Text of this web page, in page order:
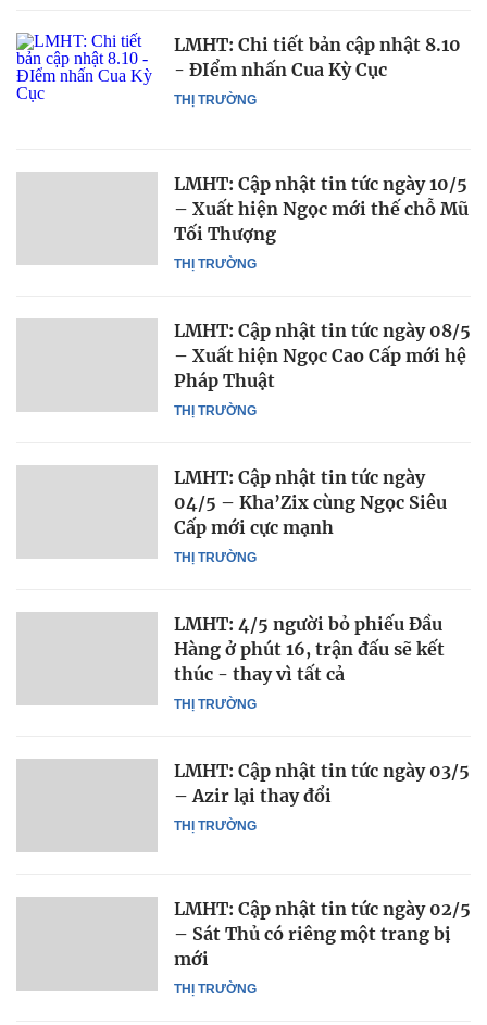
THỊ TRƯỜNG
LMHT: Chi tiết bản cập nhật 8.10
- ĐIểm nhấn Cua Kỳ Cục
THỊ TRƯỜNG
LMHT: Cập nhật tin tức ngày 10/5
– Xuất hiện Ngọc mới thế chỗ Mũ
Tối Thượng
THỊ TRƯỜNG
LMHT: Cập nhật tin tức ngày 08/5
– Xuất hiện Ngọc Cao Cấp mới hệ
Pháp Thuật
THỊ TRƯỜNG
LMHT: Cập nhật tin tức ngày
04/5 – Kha’Zix cùng Ngọc Siêu
Cấp mới cực mạnh
THỊ TRƯỜNG
LMHT: 4/5 người bỏ phiếu Đầu
Hàng ở phút 16, trận đấu sẽ kết
thúc - thay vì tất cả
THỊ TRƯỜNG
LMHT: Cập nhật tin tức ngày 03/5
– Azir lại thay đổi
THỊ TRƯỜNG
LMHT: Cập nhật tin tức ngày 02/5
– Sát Thủ có riêng một trang bị
mới